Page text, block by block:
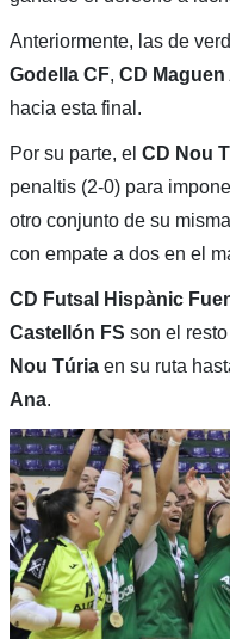
Anteriormente, las de
Godella CF, CD Maguen
hacia esta final.
Por su parte, el CD Nou
penaltis (2-0) para
otro conjunto de su
con empate a dos en el
CD Futsal Hispànic
Castellón FS son el
Nou Túriaen su ruta
Ana.